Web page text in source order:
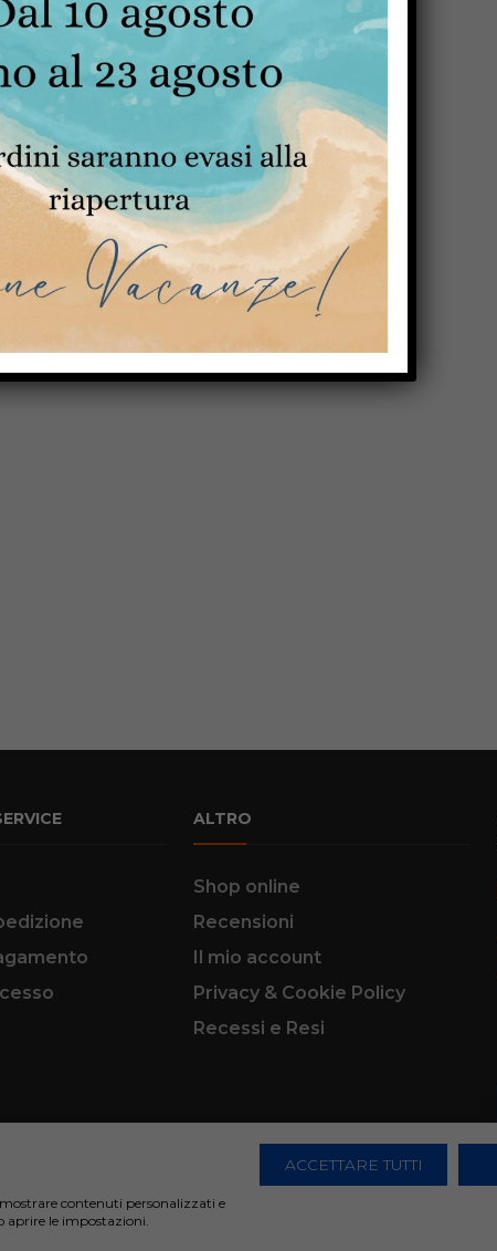
ALTRO
Shop online
Recensioni
Il mio account
Privacy & Cookie Policy
Recessi e Resi
| All Rights Reserved.
contenuti personalizzati e
aprire le impostazioni.
ACCETTARE TUTTI